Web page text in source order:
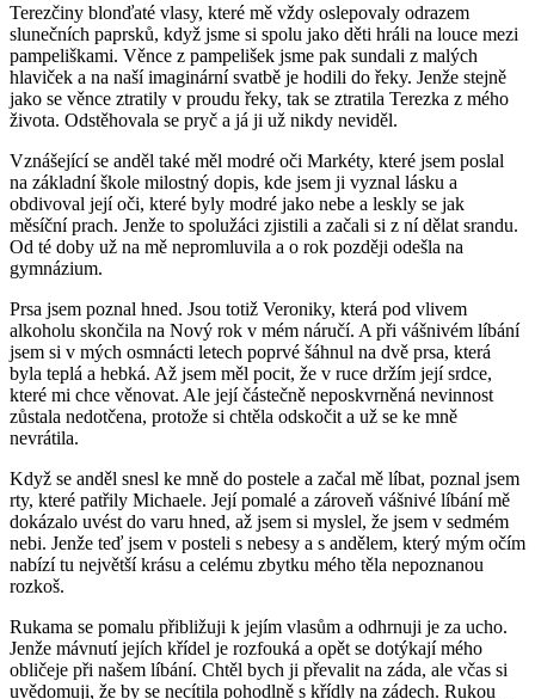
Terezčiny blonďaté vlasy, které mě vždy oslepovaly odrazem
slunečních paprsků, když jsme si spolu jako děti hráli na louce mezi
pampeliškami. Věnce z pampelišek jsme pak sundali z malých
hlaviček a na naší imaginární svatbě je hodili do řeky. Jenže stejně
jako se věnce ztratily v proudu řeky, tak se ztratila Terezka z mého
života. Odstěhovala se pryč a já ji už nikdy neviděl.
Vznášející se anděl také měl modré oči Markéty, které jsem poslal
na základní škole milostný dopis, kde jsem ji vyznal lásku a
obdivoval její oči, které byly modré jako nebe a leskly se jak
měsíční prach. Jenže to spolužáci zjistili a začali si z ní dělat srandu.
Od té doby už na mě nepromluvila a o rok později odešla na
gymnázium.
Prsa jsem poznal hned. Jsou totiž Veroniky, která pod vlivem
alkoholu skončila na Nový rok v mém náručí. A při vášnivém líbání
jsem si v mých osmnácti letech poprvé šáhnul na dvě prsa, která
byla teplá a hebká. Až jsem měl pocit, že v ruce držím její srdce,
které mi chce věnovat. Ale její částečně neposkvrněná nevinnost
zůstala nedotčena, protože si chtěla odskočit a už se ke mně
nevrátila.
Když se anděl snesl ke mně do postele a začal mě líbat, poznal jsem
rty, které patřily Michaele. Její pomalé a zároveň vášnivé líbání mě
dokázalo uvést do varu hned, až jsem si myslel, že jsem v sedmém
nebi. Jenže teď jsem v posteli s nebesy a s andělem, který mým očím
nabízí tu největší krásu a celému zbytku mého těla nepoznanou
rozkoš.
Rukama se pomalu přibližuji k jejím vlasům a odhrnuji je za ucho.
Jenže mávnutí jejích křídel je rozfouká a opět se dotýkají mého
obličeje při našem líbání. Chtěl bych ji převalit na záda, ale včas si
uvědomuji, že by se necítila pohodlně s křídly na zádech. Rukou